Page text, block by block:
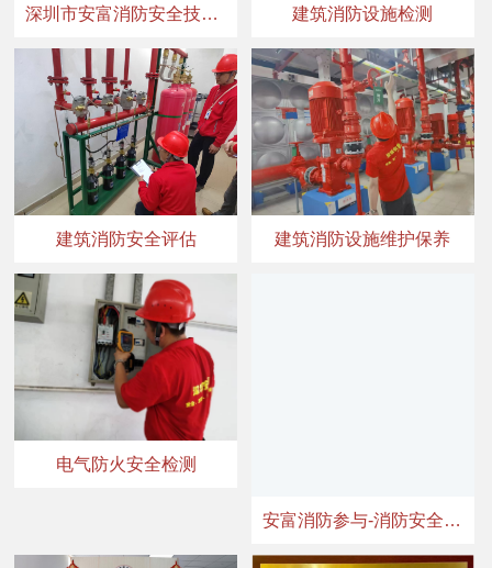
深圳市安富消防安全技术有限公司电气防火检测机构顺利通过CMA资质评审 建筑消防设施检测
建筑消防安全评估 建筑消防设施维护保养
电气防火安全检测
安富消防参与-消防安全评估通则